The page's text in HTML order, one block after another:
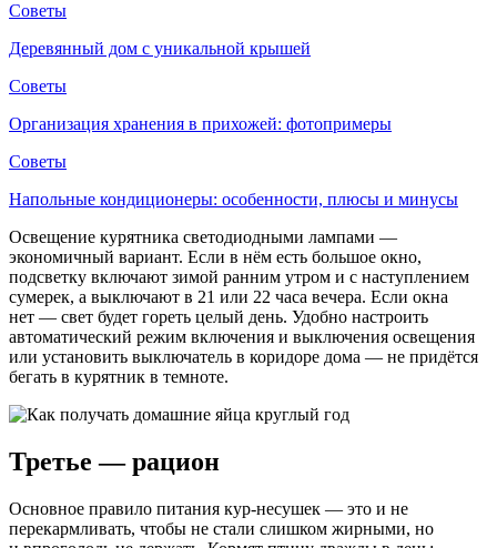
Советы
Деревянный дом с уникальной крышей
Советы
Организация хранения в прихожей: фотопримеры
Советы
Напольные кондиционеры: особенности, плюсы и минусы
Освещение курятника светодиодными лампами —
экономичный вариант. Если в нём есть большое окно,
подсветку включают зимой ранним утром и с наступлением
сумерек, а выключают в 21 или 22 часа вечера. Если окна
нет — свет будет гореть целый день. Удобно настроить
автоматический режим включения и выключения освещения
или установить выключатель в коридоре дома — не придётся
бегать в курятник в темноте.
Третье — рацион
Основное правило питания кур-несушек — это и не
перекармливать, чтобы не стали слишком жирными, но